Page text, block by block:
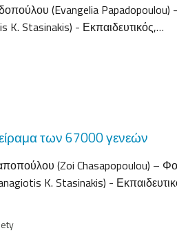
(Evangelia Papadopoulou)
K. Stasinakis) - Εκπαιδευτικός,…
των 67000 γενεών
(Zoi Chasapopoulou) –
K. Stasinakis) -